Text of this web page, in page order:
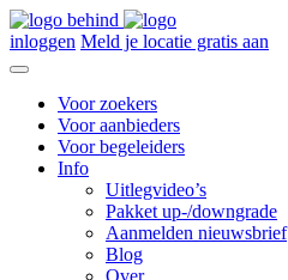
inloggen Meld je locatie gratis aan
Voor zoekers
Voor aanbieders
Voor begeleiders
Info
Uitlegvideo’s
Pakket up-/downgrade
Aanmelden nieuwsbrief
Blog
Over